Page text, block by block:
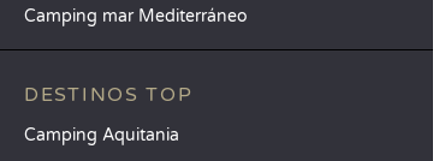
Camping mar Mediterráneo
DESTINOS TOP
Camping Aquitania